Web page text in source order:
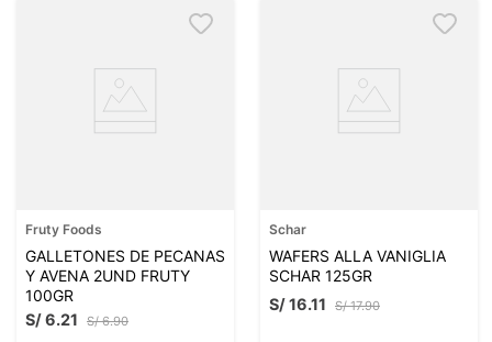
Fruty Foods
GALLETONES DE PECANAS
Y AVENA 2UND FRUTY
100GR
S/ 6.90
S/6.21
Schar
WAFERS ALLA VANIGLIA
SCHAR 125GR
S/ 17.90
S/16.11